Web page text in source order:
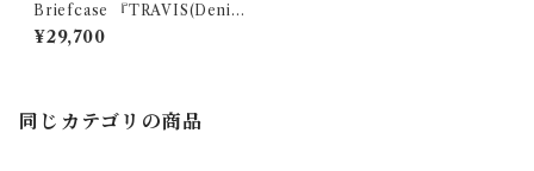
Briefcase 『TRAVIS(Denim
×Leather)』
¥29,700
同じカテゴリの商品